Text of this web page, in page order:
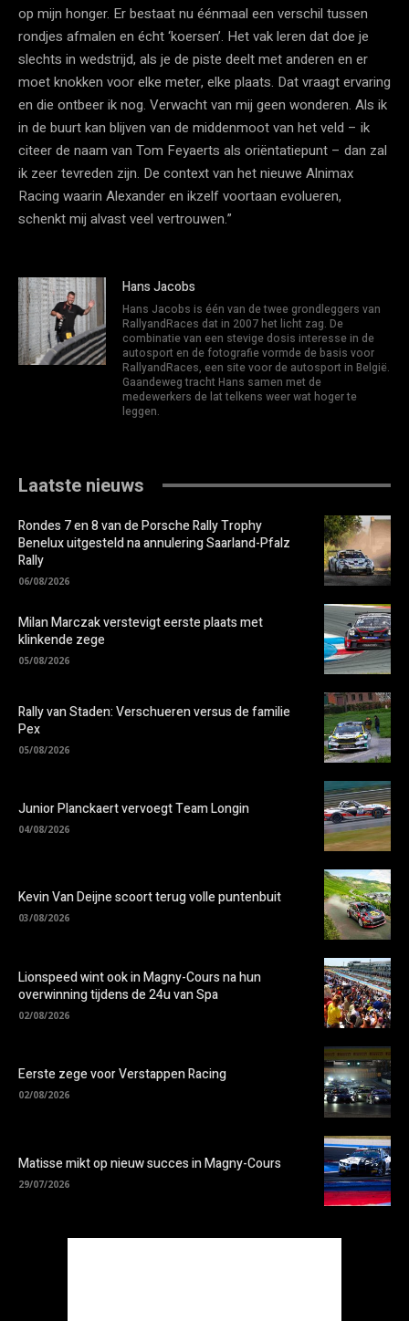
op mijn honger. Er bestaat nu éénmaal een verschil tussen
rondjes afmalen en écht ‘koersen’. Het vak leren dat doe je
slechts in wedstrijd, als je de piste deelt met anderen en er
moet knokken voor elke meter, elke plaats. Dat vraagt ervaring
en die ontbeer ik nog. Verwacht van mij geen wonderen. Als ik
in de buurt kan blijven van de middenmoot van het veld – ik
citeer de naam van Tom Feyaerts als oriëntatiepunt – dan zal
ik zeer tevreden zijn. De context van het nieuwe Alnimax
Racing waarin Alexander en ikzelf voortaan evolueren,
schenkt mij alvast veel vertrouwen.”
Hans Jacobs
Hans Jacobs is één van de twee grondleggers van
RallyandRaces dat in 2007 het licht zag. De
combinatie van een stevige dosis interesse in de
autosport en de fotografie vormde de basis voor
RallyandRaces, een site voor de autosport in België.
Gaandeweg tracht Hans samen met de
medewerkers de lat telkens weer wat hoger te
leggen.
Laatste nieuws
Rondes 7 en 8 van de Porsche Rally Trophy
Benelux uitgesteld na annulering Saarland-Pfalz
Rally
06/08/2026
Milan Marczak verstevigt eerste plaats met
klinkende zege
05/08/2026
Rally van Staden: Verschueren versus de familie
Pex
05/08/2026
Junior Planckaert vervoegt Team Longin
04/08/2026
Kevin Van Deijne scoort terug volle puntenbuit
03/08/2026
Lionspeed wint ook in Magny-Cours na hun
overwinning tijdens de 24u van Spa
02/08/2026
Eerste zege voor Verstappen Racing
02/08/2026
Matisse mikt op nieuw succes in Magny-Cours
29/07/2026